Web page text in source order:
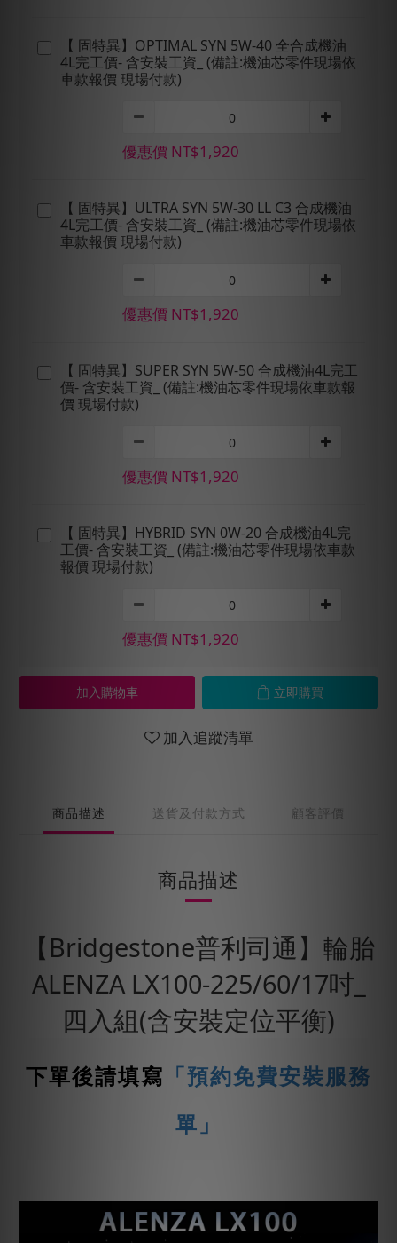
【 固特異】OPTIMAL SYN 5W-40 全合成機油
4L完工價- 含安裝工資_ (備註:機油芯零件現場依
車款報價 現場付款)
優惠價 NT$1,920
【 固特異】ULTRA SYN 5W-30 LL C3 合成機油
4L完工價- 含安裝工資_ (備註:機油芯零件現場依
車款報價 現場付款)
優惠價 NT$1,920
【 固特異】SUPER SYN 5W-50 合成機油4L完工
價- 含安裝工資_ (備註:機油芯零件現場依車款報
價 現場付款)
優惠價 NT$1,920
【 固特異】HYBRID SYN 0W-20 合成機油4L完
工價- 含安裝工資_ (備註:機油芯零件現場依車款
報價 現場付款)
優惠價 NT$1,920
加入購物車 立即購買
加入追蹤清單
商品描述 送貨及付款方式 顧客評價
商品描述
【Bridgestone普利司通】輪胎
ALENZA LX100-225/60/17吋_
四入組(含安裝定位平衡)
下單後請填寫 「預約免費安裝服務
單」